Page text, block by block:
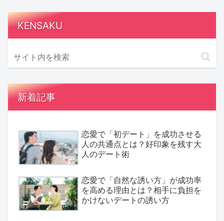
KENSAKU
新着記事
恋愛で「初デート」を成功させる
人の共通点とは？好印象を残す大
人のデート術
恋愛で「自然な誘い方」が成功率
を高める理由とは？相手に負担を
かけないデートの誘い方